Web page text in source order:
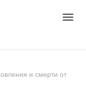
и смерти от